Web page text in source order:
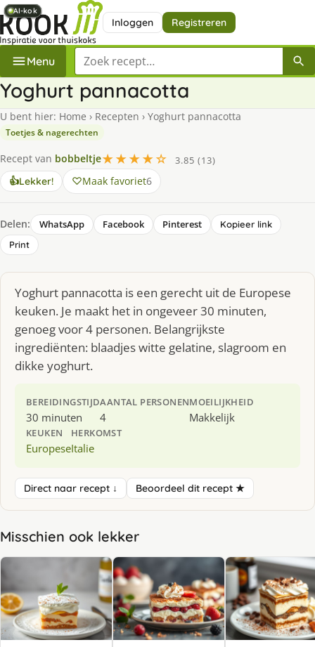
Inloggen Registreren
Menu Zoek een recept
Yoghurt pannacotta
U bent hier: Home › Recepten › Yoghurt pannacotta
Toetjes & nagerechten
Recept van bobbeltje★★★★☆
3.85 (13)
👍Lekker! Maak favoriet6
Delen: WhatsApp Facebook Pinterest
Kopieer link
Print
Yoghurt pannacotta is een gerecht uit de Europese
keuken. Je maakt het in ongeveer 30 minuten,
genoeg voor 4 personen. Belangrijkste
ingrediënten: blaadjes witte gelatine, slagroom en
dikke yoghurt.
BEREIDINGSTIJD
30 minuten
AANTAL PERSONEN
4
MOEILIJKHEID
Makkelijk
KEUKEN
Europese
HERKOMST
Italie
Direct naar recept ↓ Beoordeel dit recept ★
Misschien ook lekker
AI-kok
AI-kok
AI-kok
AI-kok
AI-kok
AI-kok